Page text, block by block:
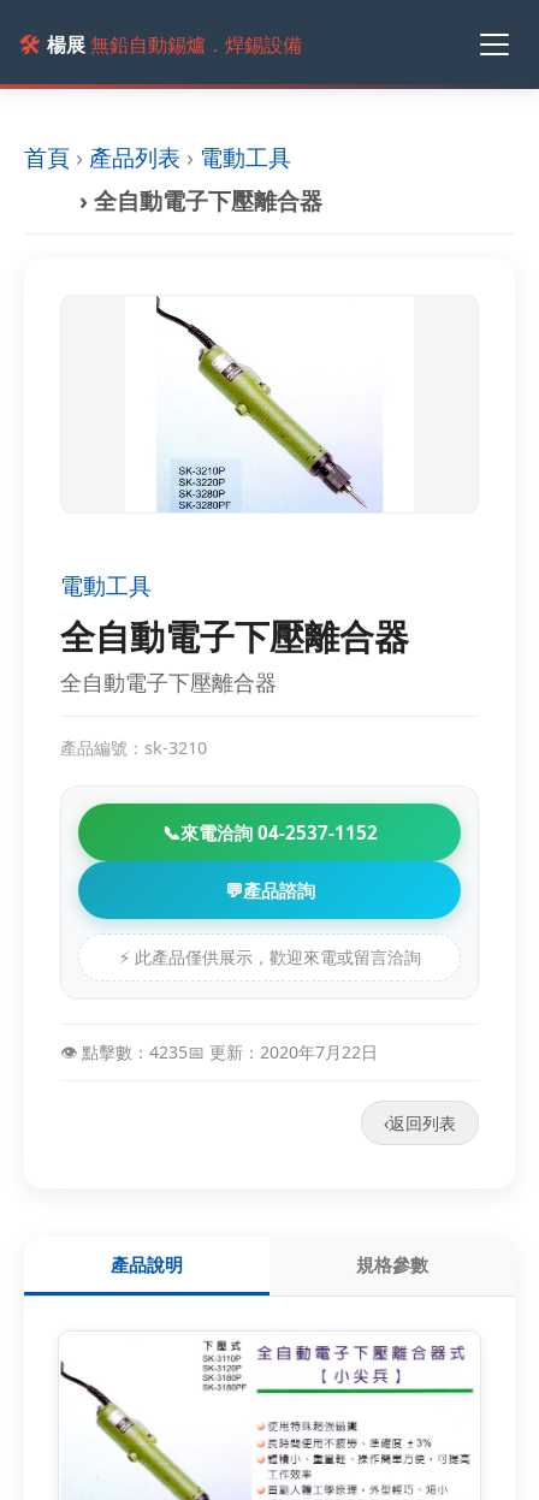
🛠️ 楊展無鉛自動錫爐．焊錫設備
首頁 › 產品列表 › 電動工具
› 全自動電子下壓離合器
電動工具
全自動電子下壓離合器
全自動電子下壓離合器
產品編號：sk-3210
📞來電洽詢 04-2537-1152
💬產品諮詢
⚡ 此產品僅供展示，歡迎來電或留言洽詢
👁️ 點擊數：4235📅 更新：2020年7月22日
‹返回列表
產品說明 規格參數